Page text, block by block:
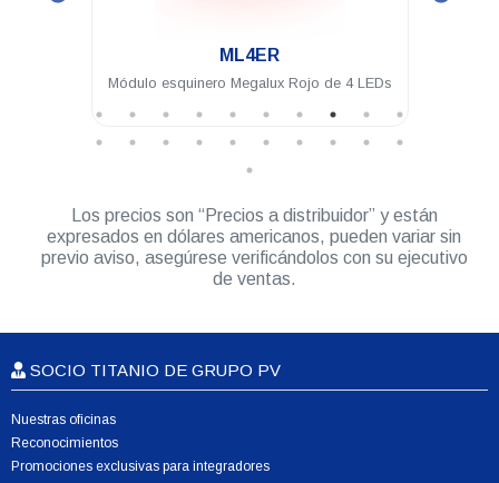
Rojo de 4 LEDs
Módulo intermedio Megalux Ámbar de 4
Los precios son “Precios a distribuidor” y están
expresados en dólares americanos, pueden variar sin
previo aviso, asegúrese verificándolos con su ejecutivo
de ventas.
SOCIO TITANIO DE GRUPO PV
Nuestras oficinas
Reconocimientos
Promociones exclusivas para integradores